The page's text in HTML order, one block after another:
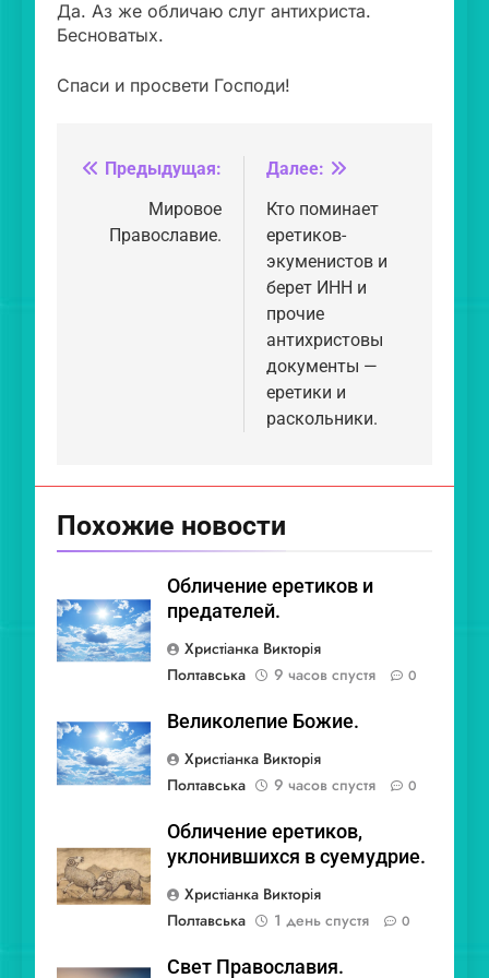
Да. Аз же обличаю слуг антихриста.
Бесноватых.
Спаси и просвети Господи!
Навигация
записям
Предыдущая:
Мировое
Православие.
Далее:
Кто поминает
еретиков-
экуменистов и
берет ИНН и
прочие
антихристовы
документы —
еретики и
раскольники.
Похожие новости
Обличение еретиков и
предателей.
Христіанка Викторія
Полтавська
9 часов спустя 0
Великолепие Божие.
Христіанка Викторія
Полтавська
9 часов спустя 0
Обличение еретиков,
уклонившихся в суемудрие.
Христіанка Викторія
Полтавська
1 день спустя 0
Свет Православия.